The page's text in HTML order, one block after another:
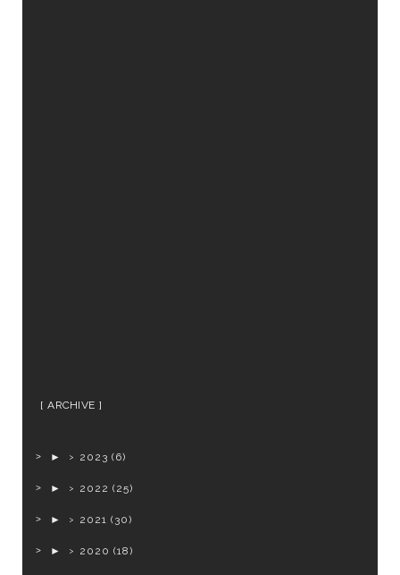
ARCHIVE
► 2023 (6)
► 2022 (25)
► 2021 (30)
► 2020 (18)